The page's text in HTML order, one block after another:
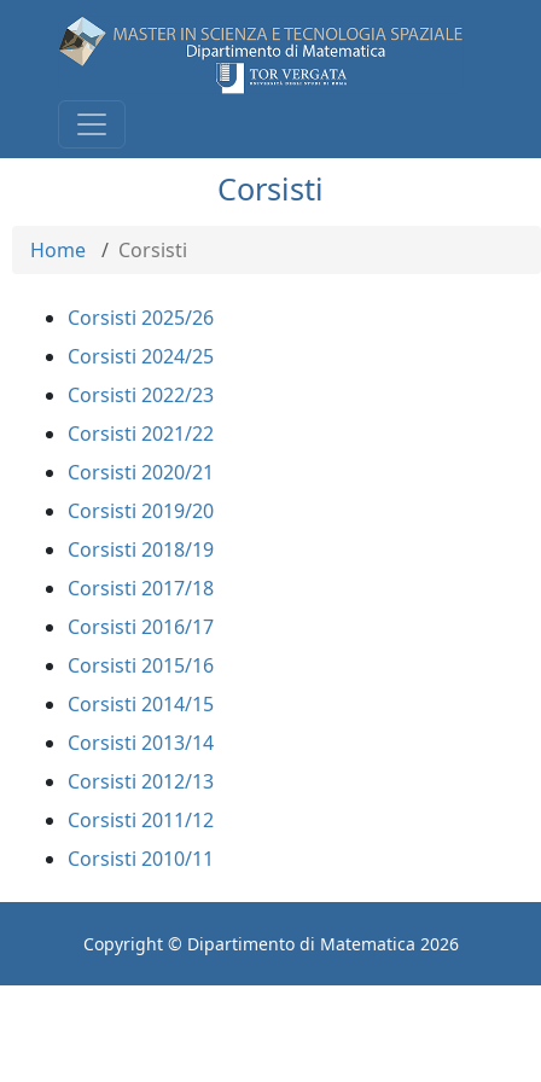
Corsisti
Home Corsisti
Corsisti 2025/26
Corsisti 2024/25
Corsisti 2022/23
Corsisti 2021/22
Corsisti 2020/21
Corsisti 2019/20
Corsisti 2018/19
Corsisti 2017/18
Corsisti 2016/17
Corsisti 2015/16
Corsisti 2014/15
Corsisti 2013/14
Corsisti 2012/13
Corsisti 2011/12
Corsisti 2010/11
Copyright © Dipartimento di Matematica 2026